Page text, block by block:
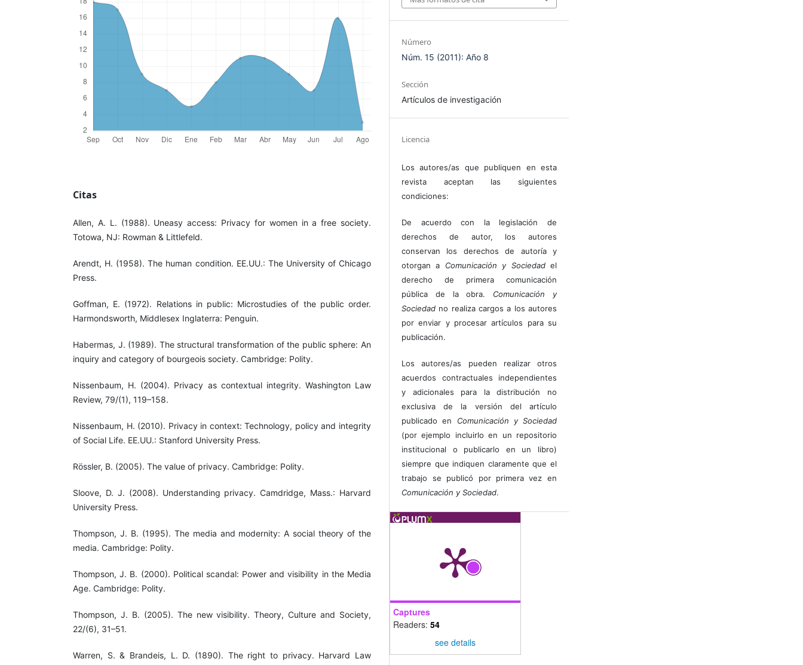
Citas
Allen, A. L. (1988). Uneasy access: Privacy for women in a free society.
Totowa, NJ: Rowman & Littlefeld.
Arendt, H. (1958). The human condition. EE.UU.: The University of Chicago
Press.
Goffman, E. (1972). Relations in public: Microstudies of the public order.
Harmondsworth, Middlesex Inglaterra: Penguin.
Habermas, J. (1989). The structural transformation of the public sphere: An
inquiry and category of bourgeois society. Cambridge: Polity.
Nissenbaum, H. (2004). Privacy as contextual integrity. Washington Law
Review, 79/(1), 119–158.
Nissenbaum, H. (2010). Privacy in context: Technology, policy and integrity
of Social Life. EE.UU.: Stanford University Press.
Rössler, B. (2005). The value of privacy. Cambridge: Polity.
Sloove, D. J. (2008). Understanding privacy. Camdridge, Mass.: Harvard
University Press.
Thompson, J. B. (1995). The media and modernity: A social theory of the
media. Cambridge: Polity.
Thompson, J. B. (2000). Political scandal: Power and visibility in the Media
Age. Cambridge: Polity.
Thompson, J. B. (2005). The new visibility. Theory, Culture and Society,
22/(6), 31–51.
Warren, S. & Brandeis, L. D. (1890). The right to privacy. Harvard Law
Número
Núm. 15 (2011): Año 8
Sección
Artículos de investigación
Licencia
Los autores/as que publiquen en esta
revista aceptan las siguientes
condiciones:
De acuerdo con la legislación de
derechos de autor, los autores
conservan los derechos de autoría y
otorgan a Comunicación y Sociedadel
derecho de primera comunicación
pública de la obra. Comunicación y
Sociedad no realiza cargos a los autores
por enviar y procesar artículos para su
publicación.
Los autores/as pueden realizar otros
acuerdos contractuales independientes
y adicionales para la distribución no
exclusiva de la versión del artículo
publicado en Comunicación y Sociedad
(por ejemplo incluirlo en un repositorio
institucional o publicarlo en un libro)
siempre que indiquen claramente que el
trabajo se publicó por primera vez en
Comunicación y Sociedad.
Captures
Readers: 54
see details